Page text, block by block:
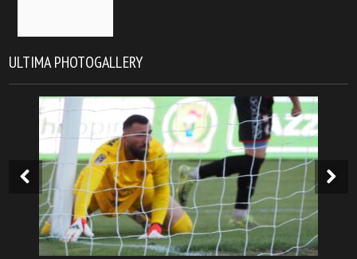
ULTIMA PHOTOGALLERY